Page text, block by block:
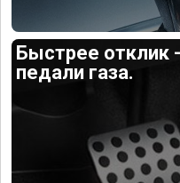
Быстрее отклик
педали газа.